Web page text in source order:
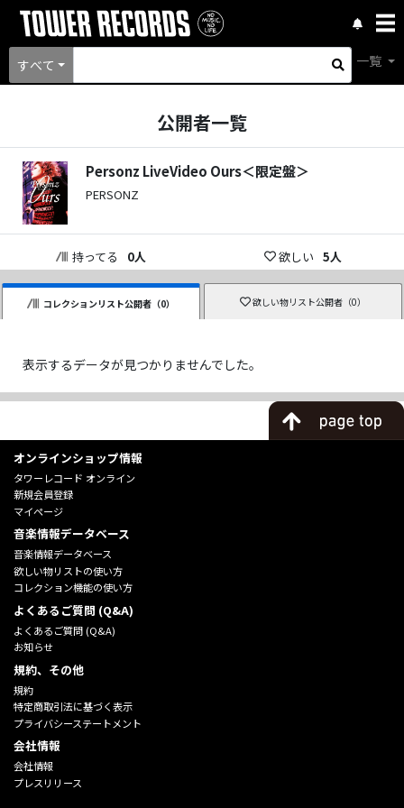
すべて 一覧
公開者一覧
Personz LiveVideo Ours＜限定盤＞
PERSONZ
持ってる 0人 欲しい 5人
コレクションリスト公開者（0） 欲しい物リスト公開者（0）
表示するデータが見つかりませんでした。
オンラインショップ情報
タワーレコード オンライン
新規会員登録
マイページ
音楽情報データベース
音楽情報データベース
欲しい物リストの使い方
コレクション機能の使い方
よくあるご質問 (Q&A)
よくあるご質問 (Q&A)
お知らせ
規約、その他
規約
特定商取引法に基づく表示
プライバシーステートメント
会社情報
会社情報
プレスリリース